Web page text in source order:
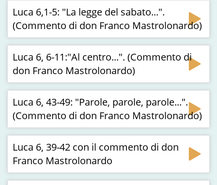
Luca 6,1-5: "La legge del sabato...".
(Commento di don Franco Mastrolonardo)
Luca 6, 6-11:"Al centro...". (Commento di
don Franco Mastrolonardo)
Luca 6, 43-49: "Parole, parole, parole...".
(Commento di don Franco Mastrolonardo)
Luca 6, 39-42 con il commento di don
Franco Mastrolonardo